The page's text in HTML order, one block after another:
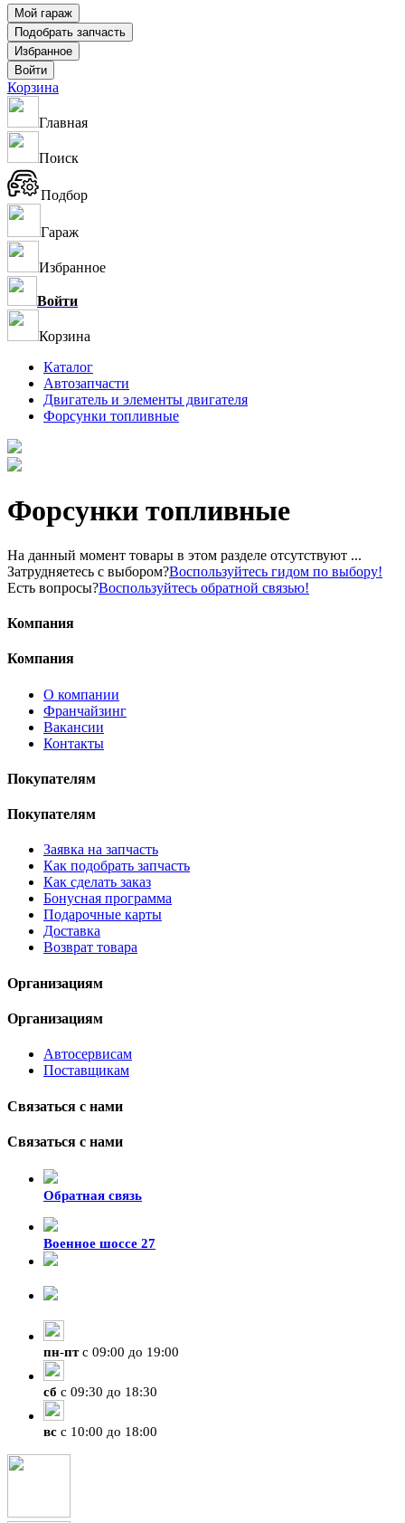
Корзина
Главная
Поиск
Подбор
Гараж
Избранное
Войти
Корзина
Каталог
Автозапчасти
Двигатель и элементы двигателя
Форсунки топливные
Форсунки топливные
На данный момент товары в этом разделе отсутствуют ...
Затрудняетесь с выбором?Воспользуйтесь гидом по выбору!
Есть вопросы?Воспользуйтесь обратной связью!
Компания
Компания
О компании
Франчайзинг
Вакансии
Контакты
Покупателям
Покупателям
Заявка на запчасть
Как подобрать запчасть
Как сделать заказ
Бонусная программа
Подарочные карты
Доставка
Возврат товара
Организациям
Организациям
Автосервисам
Поставщикам
Связаться с нами
Связаться с нами
Обратная связь
Военное шоссе 27
пн-птс 09:00 до 19:00
сб с 09:30 до 18:30
вс с 10:00 до 18:00